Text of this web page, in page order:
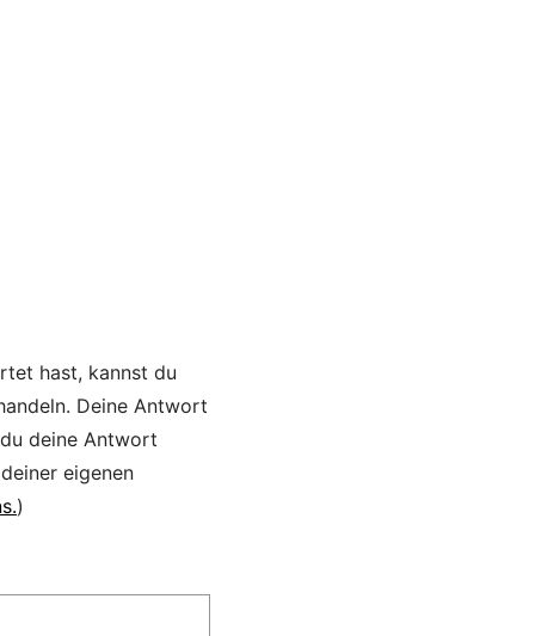
hast, kannst du
Deine Antwort
deine Antwort
eigenen
)